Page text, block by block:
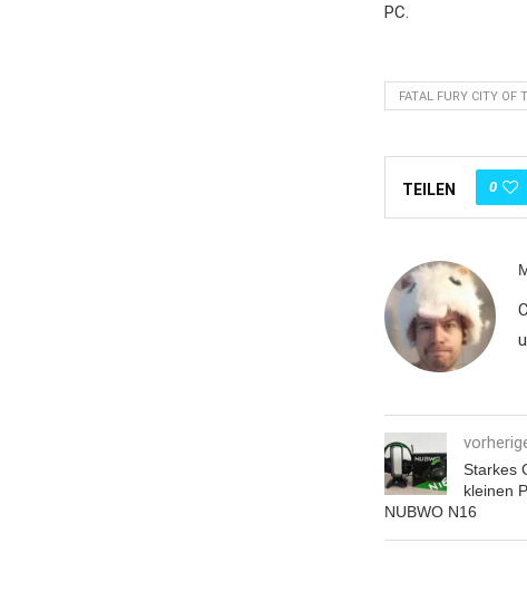
PC.
FATAL FURY CITY OF
TEILEN 0
Starkes
kleinen
NUBWO N16